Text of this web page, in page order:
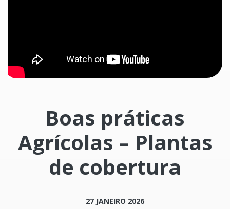
Boas práticas
Agrícolas – Plantas
de cobertura
27 JANEIRO 2026